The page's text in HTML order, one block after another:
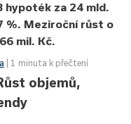
hypoték za 24 mld.
%. Meziroční růst o
mil. Kč.
| 1 minuta k přečtení
objemů,